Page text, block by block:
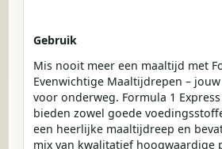
Gebruik
Mis nooit meer een maaltijd met
Evenwichtige Maaltijdrepen –
voor onderweg. Formula 1
bieden zowel goede
een heerlijke maaltijdreep en
mix van kwalitatief hoogwaardige